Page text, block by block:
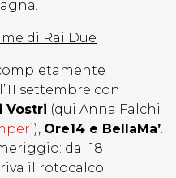
di Rai Due
settembre con
Vostri (qui Anna Falchi
), Ore14 e BellaMa’.
dal 18
il rotocalco